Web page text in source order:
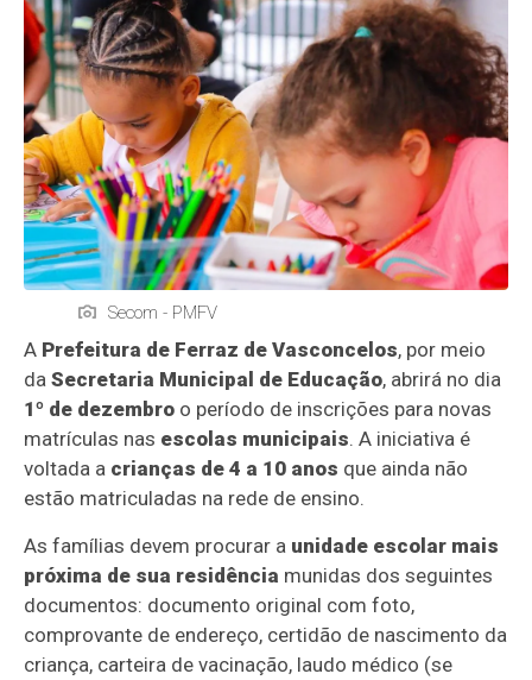
Secom - PMFV
A Prefeitura de Ferraz de Vasconcelos, por meio
daSecretaria Municipal de Educação, abrirá no dia
1º de dezembro o período de inscrições para novas
matrículas nas escolas municipais. A iniciativa é
voltada a crianças de 4 a 10 anos que ainda não
estão matriculadas na rede de ensino.
As famílias devem procurar a unidade escolar mais
próxima de sua residência munidas dos seguintes
documentos: documento original com foto,
comprovante de endereço, certidão de nascimento da
criança, carteira de vacinação, laudo médico (se